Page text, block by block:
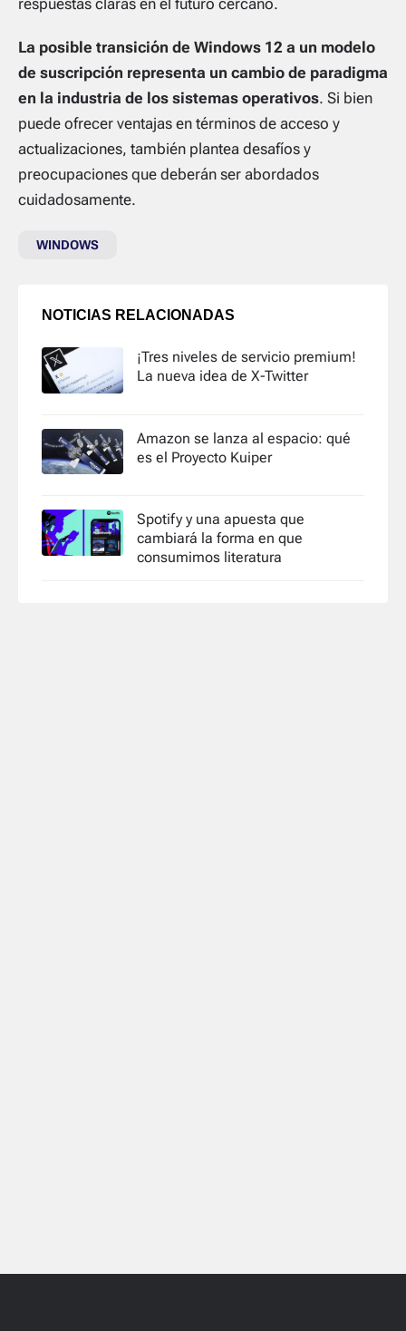
respuestas claras en el futuro cercano.
La posible transición de Windows 12 a un modelo
de suscripción representa un cambio de paradigma
en la industria de los sistemas operativos. Si bien
puede ofrecer ventajas en términos de acceso y
actualizaciones, también plantea desafíos y
preocupaciones que deberán ser abordados
cuidadosamente.
WINDOWS
NOTICIAS RELACIONADAS
¡Tres niveles de servicio premium!
La nueva idea de X-Twitter
Amazon se lanza al espacio: qué
es el Proyecto Kuiper
Spotify y una apuesta que
cambiará la forma en que
consumimos literatura